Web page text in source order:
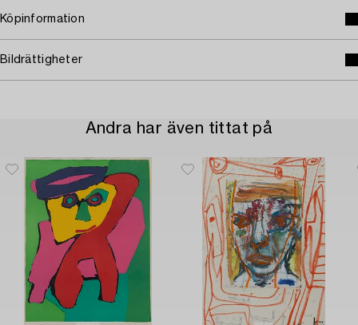
Köpinformation
Bildrättigheter
Andra har även tittat på